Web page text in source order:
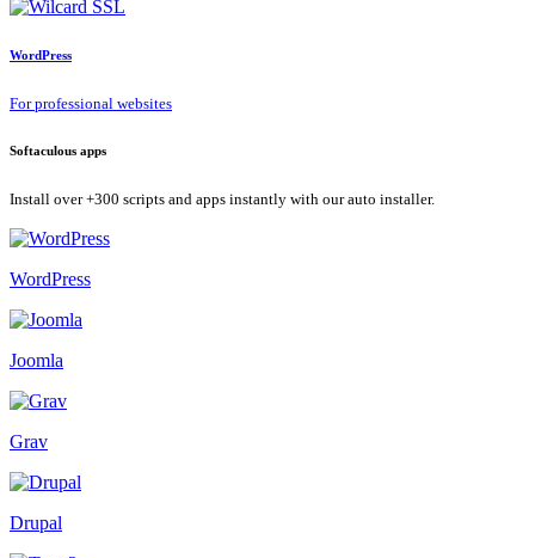
WordPress
For professional websites
Softaculous apps
Install over +300 scripts and apps instantly with our auto installer.
WordPress
Joomla
Grav
Drupal